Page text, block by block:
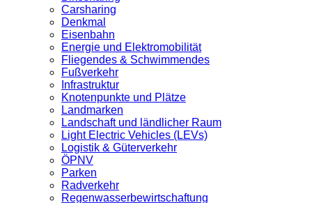
Carsharing
Denkmal
Eisenbahn
Energie und Elektromobilität
Fliegendes & Schwimmendes
Fußverkehr
Infrastruktur
Knotenpunkte und Plätze
Landmarken
Landschaft und ländlicher Raum
Light Electric Vehicles (LEVs)
Logistik & Güterverkehr
ÖPNV
Parken
Radverkehr
Regenwasserbewirtschaftung